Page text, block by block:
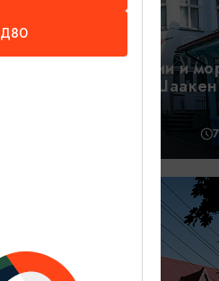
Замки, дегустации и
Зеленоградск,